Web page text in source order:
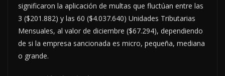
significaron la aplicación de multas que fluctúan entre las
3 ($201.882) y las 60 ($4.037.640) Unidades Tributarias
Mensuales, al valor de diciembre ($67.294), dependiendo
de si la empresa sancionada es micro, pequeña, mediana
o grande.